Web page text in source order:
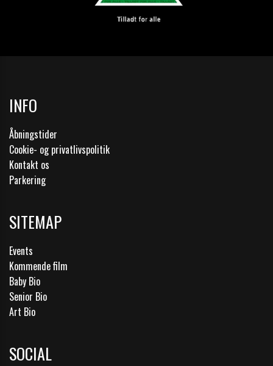
INFO
Åbningstider
Cookie- og privatlivspolitik
Kontakt os
Parkering
SITEMAP
Events
Kommende film
Baby Bio
Senior Bio
Art Bio
SOCIAL